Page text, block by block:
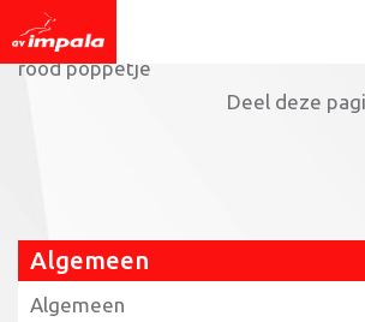
Home»Fysio 0512 Run Drachten
rood poppetje
Deel deze
Algemeen
Algemeen